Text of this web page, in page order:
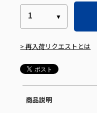
> 再入荷リクエストとは
商品説明